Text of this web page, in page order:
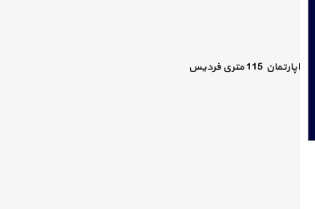
اپارتمان 115 متری فردیس